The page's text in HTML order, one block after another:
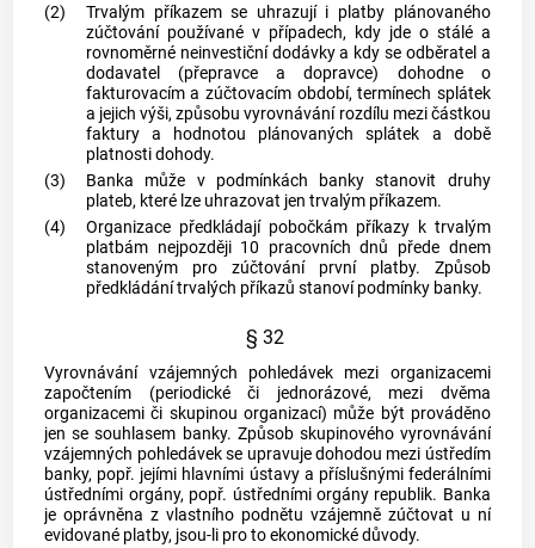
(2)
Trvalým příkazem se uhrazují i platby plánovaného
zúčtování používané v případech, kdy jde o stálé a
rovnoměrné neinvestiční dodávky a kdy se odběratel a
dodavatel (přepravce a dopravce) dohodne o
fakturovacím a zúčtovacím období, termínech splátek
a jejich výši, způsobu vyrovnávání rozdílu mezi částkou
faktury a hodnotou plánovaných splátek a době
platnosti dohody.
(3)
Banka může v podmínkách banky stanovit druhy
plateb, které lze uhrazovat jen trvalým příkazem.
(4)
Organizace předkládají pobočkám příkazy k trvalým
platbám nejpozději 10 pracovních dnů přede dnem
stanoveným pro zúčtování první platby. Způsob
předkládání trvalých příkazů stanoví podmínky banky.
§ 32
Vyrovnávání vzájemných pohledávek mezi organizacemi
započtením (periodické či jednorázové, mezi dvěma
organizacemi či skupinou organizací) může být prováděno
jen se souhlasem banky. Způsob skupinového vyrovnávání
vzájemných pohledávek se upravuje dohodou mezi ústředím
banky, popř. jejími hlavními ústavy a příslušnými federálními
ústředními orgány, popř. ústředními orgány republik. Banka
je oprávněna z vlastního podnětu vzájemně zúčtovat u ní
evidované platby, jsou-li pro to ekonomické důvody.